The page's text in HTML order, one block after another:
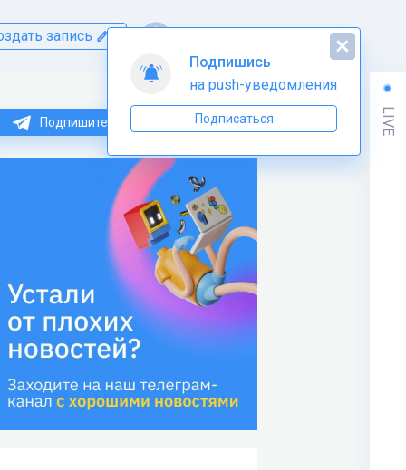
запись
Подпишитесь на нас в Telegram LIVE
Подпишись
на push-уведомления
Подписаться